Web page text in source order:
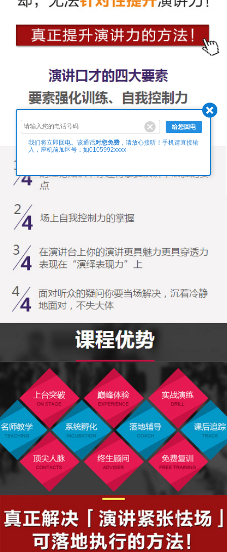
给您回电
我们将立即回电。该通话对您免费，请放心接听！手机请直接输
入，座机前加区号：如0105992xxxx